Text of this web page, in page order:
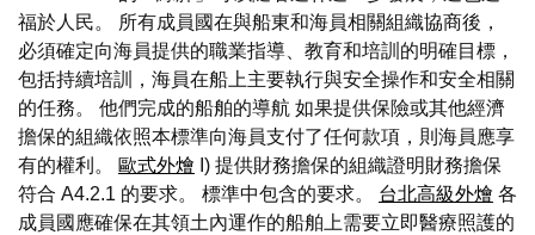
福於人民。 所有成員國在與船東和海員相關組織協商後，
必須確定向海員提供的職業指導、教育和培訓的明確目標，
包括持續培訓，海員在船上主要執行與安全操作和安全相關
的任務。 他們完成的船舶的導航 如果提供保險或其他經濟
擔保的組織依照本標準向海員支付了任何款項，則海員應享
有的權利。
歐式外燴 I) 提供財務擔保的組織證明財務擔保
符合 A4.2.1 的要求。 標準中包含的要求。 台北高級外燴 各
成員國應確保在其領土內運作的船舶上需要立即醫療照護的